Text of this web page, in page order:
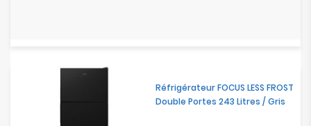
Réfrigérateur FOCUS LESS FROST
Double Portes 243 Litres / Gris